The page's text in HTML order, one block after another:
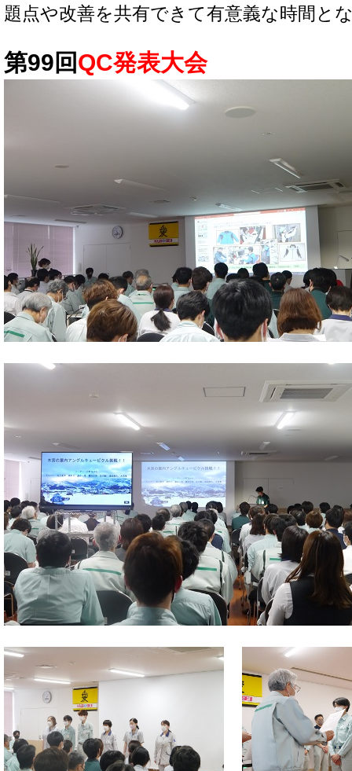
題点や改善を共有できて有意義な時間と
第99回QC発表大会